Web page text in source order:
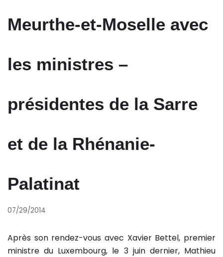
Meurthe-et-Moselle avec
les ministres –
présidentes de la Sarre
et de la Rhénanie-
Palatinat
07/29/2014
Après son rendez-vous avec Xavier Bettel, premier
ministre du Luxembourg, le 3 juin dernier, Mathieu